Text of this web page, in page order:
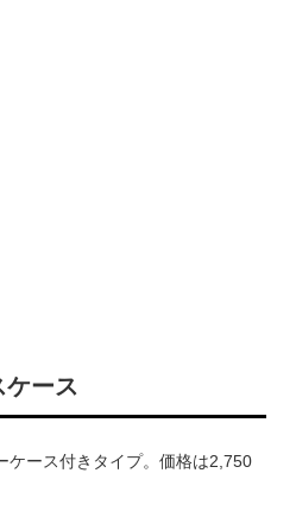
ケース
ケース付きタイプ。価格は2,750